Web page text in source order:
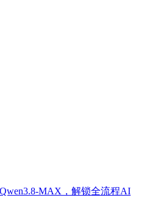
MAX，解锁全流程AI